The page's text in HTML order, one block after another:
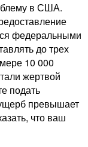
в США.
федеральными
до трех
10 000
жертвой
подать
превышает
что ваш